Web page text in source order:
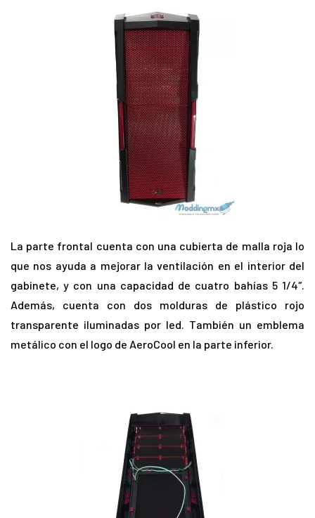
La parte frontal cuenta con una cubierta de malla roja lo
que nos ayuda a mejorar la ventilación en el interior del
gabinete, y con una capacidad de cuatro bahías 5 1/4″.
Además, cuenta con dos molduras de plástico rojo
transparente iluminadas por led. También un emblema
metálico con el logo de AeroCool en la parte inferior.